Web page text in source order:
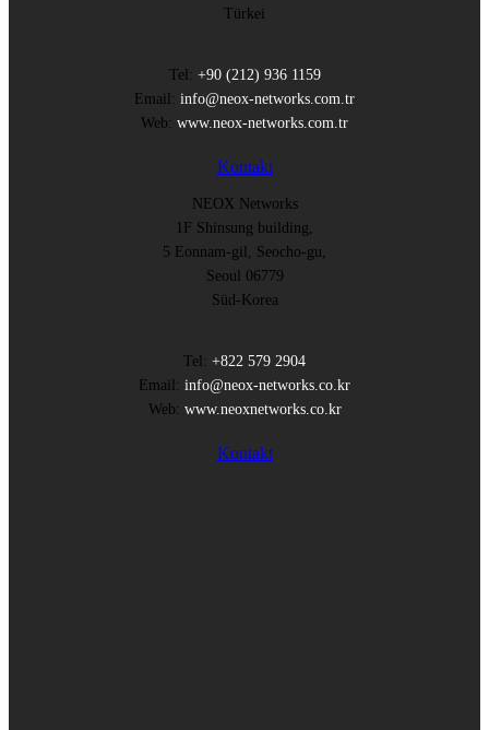
Türkei
Tel: +90 (212) 936 1159
Email: info@neox-networks.com.tr
Web: www.neox-networks.com.tr
Kontakt
NEOX Networks
1F Shinsung building,
5 Eonnam-gil, Seocho-gu,
Seoul 06779
Süd-Korea
Tel: +822 579 2904
Email: info@neox-networks.co.kr
Web: www.neoxnetworks.co.kr
Kontakt